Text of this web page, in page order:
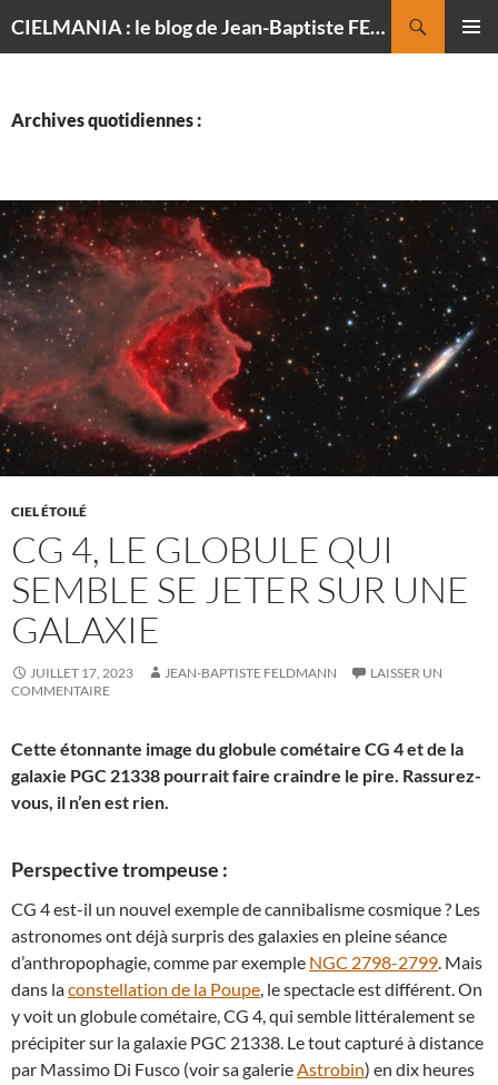
CIELMANIA : le blog de Jean-Baptiste FELDMANN, photographe du ciel
Archives quotidiennes :
CIEL ÉTOILÉ
CG 4, LE GLOBULE QUI
SEMBLE SE JETER SUR UNE
GALAXIE
JUILLET 17, 2023 JEAN-BAPTISTE FELDMANN
LAISSER UN
COMMENTAIRE
Cette étonnante image du globule cométaire CG 4 et de la
galaxie PGC 21338 pourrait faire craindre le pire. Rassurez-
vous, il n’en est rien.
Perspective trompeuse :
CG 4 est-il un nouvel exemple de cannibalisme cosmique ? Les
astronomes ont déjà surpris des galaxies en pleine séance
d’anthropophagie, comme par exemple NGC 2798-2799. Mais
dans laconstellation de la Poupe, le spectacle est différent. On
y voit un globule cométaire, CG 4, qui semble littéralement se
précipiter sur la galaxie PGC 21338. Le tout capturé à distance
par Massimo Di Fusco (voir sa galerieAstrobin) en dix heures